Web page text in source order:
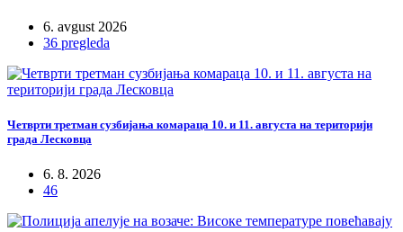
6. avgust 2026
36 pregleda
Четврти третман сузбијања комараца 10. и 11. августа на територији
града Лесковца
6. 8. 2026
46